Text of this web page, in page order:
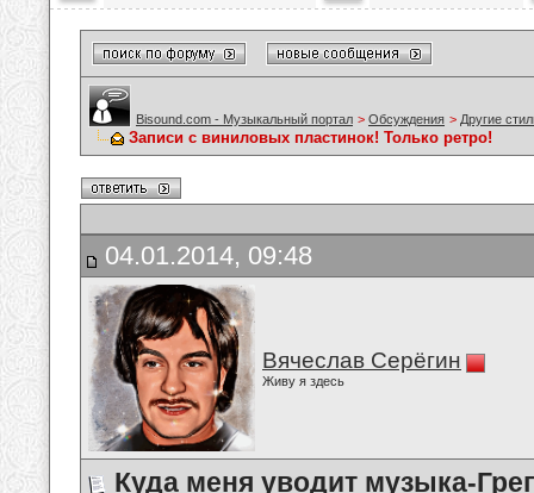
Bisound.com - Музыкальный портал > Обсуждения > Другие
Записи с виниловых пластинок! Только ретро!
04.01.2014, 09:48
Вячеслав Серёгин
Живу я здесь
Куда меня уводит музыка-